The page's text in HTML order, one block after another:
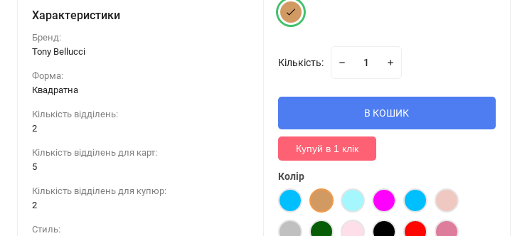
Характеристики
Бренд:
Tony Bellucci
Форма:
Квадратна
Кількість відділень:
2
Кількість відділень для карт:
5
Кількість відділень для купюр:
2
Стиль:
Кількість:
В КОШИК
Купуй в 1 клік
Колір